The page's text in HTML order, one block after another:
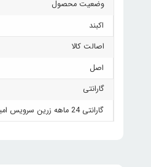
وضعیت محصول
اکبند
اصالت کالا
اصل
گارانتی
گارانتی 24 ماهه زرین سرویس امید